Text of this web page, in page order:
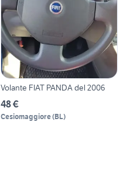
Volante FIAT PANDA del 2006
48 €
Cesiomaggiore(BL)